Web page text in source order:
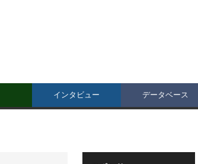
インタビュー データベース